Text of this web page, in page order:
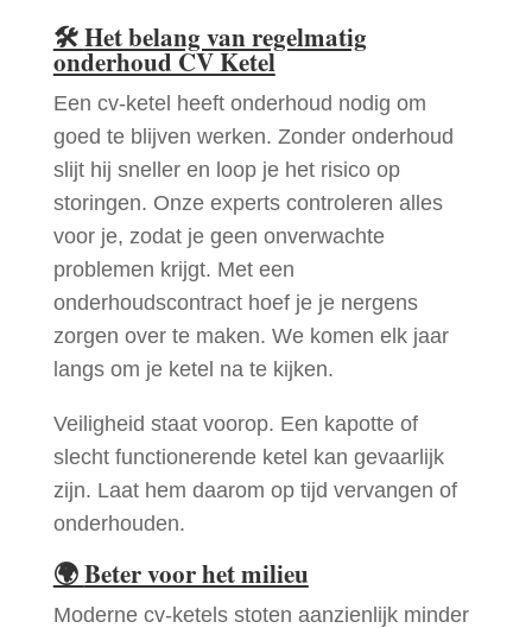
🛠Het belang van regelmatig
onderhoud CV Ketel
Een cv-ketel heeft onderhoud nodig om
goed te blijven werken. Zonder onderhoud
slijt hij sneller en loop je het risico op
storingen. Onze experts controleren alles
voor je, zodat je geen onverwachte
problemen krijgt. Met een
onderhoudscontract hoef je je nergens
zorgen over te maken. We komen elk jaar
langs om je ketel na te kijken.
Veiligheid staat voorop. Een kapotte of
slecht functionerende ketel kan gevaarlijk
zijn. Laat hem daarom op tijd vervangen of
onderhouden.
🌍Beter voor het milieu
Moderne cv-ketels stoten aanzienlijk minder